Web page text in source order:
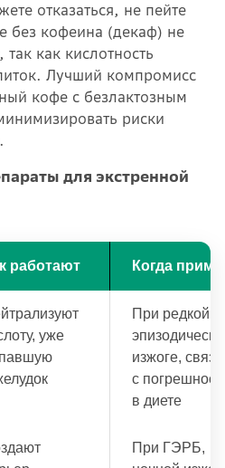
отказаться, не пейте
без кофеина (декаф) не
как кислотность
Лучший компромисс
кофе с безлактозным
риски
для экстренной
работают Когда
уже
При редкой,
изжоге,
с
в диете
При ГЭРБ,